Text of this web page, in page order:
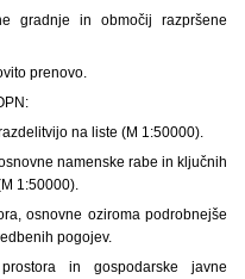
gradnje in območij razpršene
prenovo.
na liste (M 1:50000).
namenske rabe in ključnih
1:50000).
osnovne oziroma podrobnejše
pogojev.
in gospodarske javne